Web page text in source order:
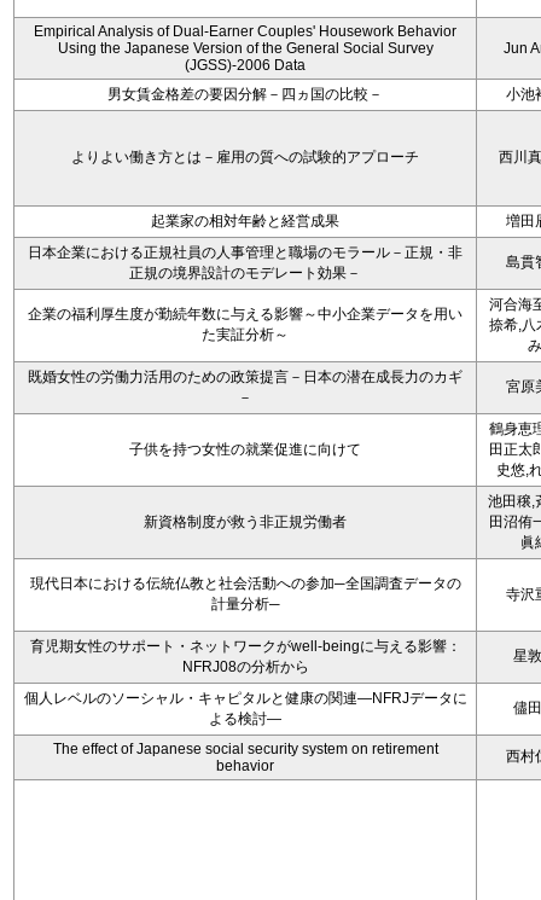
Empirical Analysis of Dual-Earner Couples' Housework Behavior
Using the Japanese Version of the General Social Survey
(JGSS)-2006 Data
Jun
男女賃金格差の要因分解－四ヵ国の比較－ 小池
よりよい働き方とは－雇用の質への試験的アプローチ 西川
起業家の相対年齢と経営成果
増田
日本企業における正規社員の人事管理と職場のモラール－正規・非
正規の境界設計のモデレート効果－
島貫
企業の福利厚生度が勤続年数に与える影響～中小企業データを用い
た実証分析～
河合海
捺希,八
み
既婚女性の労働力活用のための政策提言－日本の潜在成長力のカギ
－
宮原
子供を持つ女性の就業促進に向けて
鶴身恵
田正太
史悠,
新資格制度が救う非正規労働者
池田穣,
田沼侑
眞
現代日本における伝統仏教と社会活動への参加─全国調査データの
計量分析─
寺沢
育児期女性のサポート・ネットワークがwell-beingに与える影響：
NFRJ08の分析から
星
個人レベルのソーシャル・キャピタルと健康の関連―NFRJデータに
よる検討―
儘
The effect of Japanese social security system on retirement
behavior
西村